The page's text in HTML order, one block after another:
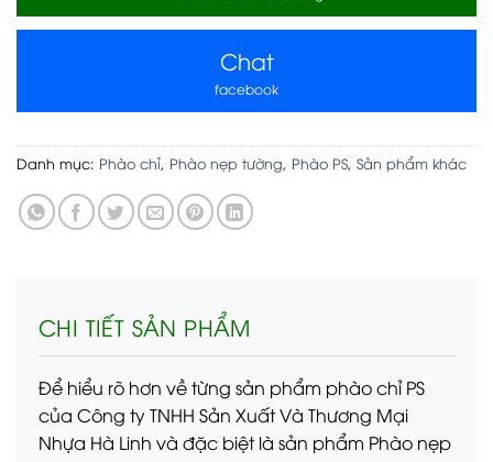
Chat
facebook
Danh mục: Phào chỉ, Phào nẹp tường, Phào PS, Sản phẩm khác
CHI TIẾT SẢN PHẨM
Để hiểu rõ hơn về từng sản phẩm phào chỉ PS
của Công ty TNHH Sản Xuất Và Thương Mại
Nhựa Hà Linh và đặc biệt là sản phẩm Phào nẹp